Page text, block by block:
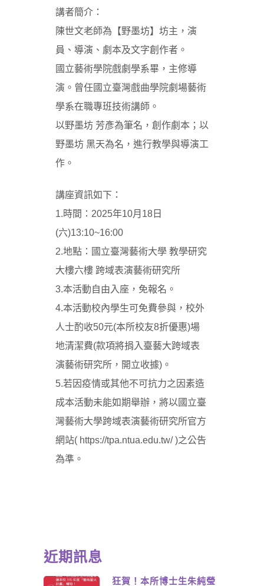
講者簡介：
陳世文老師為【野墨坊】坊主，演
員、導演、劇本及文字創作者。
國立藝術學院戲劇學系畢，主修導
演。曾任國立臺灣戲曲學院劇場藝術
學系在職專班技術講師。
以野墨坊 芳彥為筆名，創作劇本；以
野墨坊 黑天為名，進行教學與導演工
作。
講座資訊如下：
1.時間：2025年10月18日
(六)13:10~16:00
2.地點：國立臺灣藝術大學 教學研究
大樓六樓 跨域表演藝術研究所
3.本活動自由入座，免報名。
4.本活動校內學生可免費參與，校外
人士酌收50元(本所校友8折優惠)場
地清潔費(款項將捐入臺藝大跨域表
演藝術研究所，開立收據)。
5.若因疫情或其他不可抗力之因素造
成本活動未能如期舉辦，將以國立臺
灣藝術大學跨域表演藝術研究所官方
網站( https://tpa.ntua.edu.tw/)之公告
為準。
近期訊息
狂賀！本所博士生朱純瑩